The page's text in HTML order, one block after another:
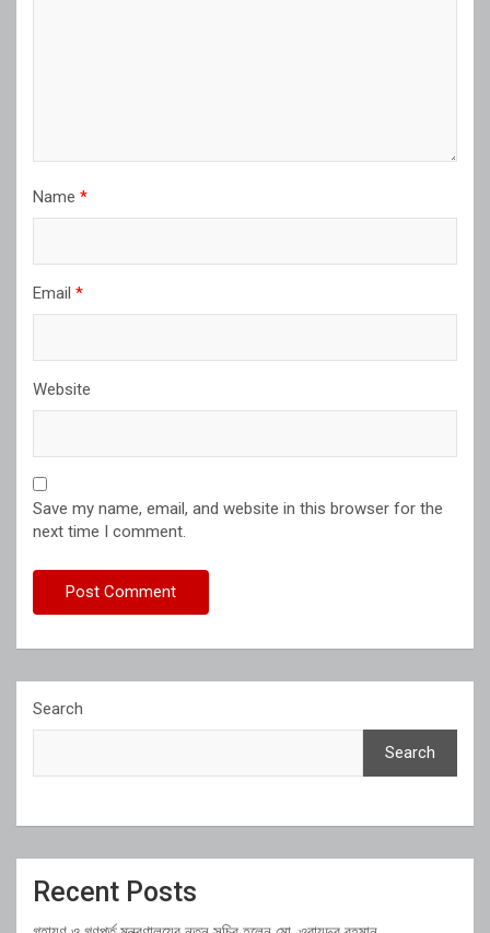
Name *
Email *
Website
Save my name, email, and website in this browser for the
next time I comment.
Search
Search
Recent Posts